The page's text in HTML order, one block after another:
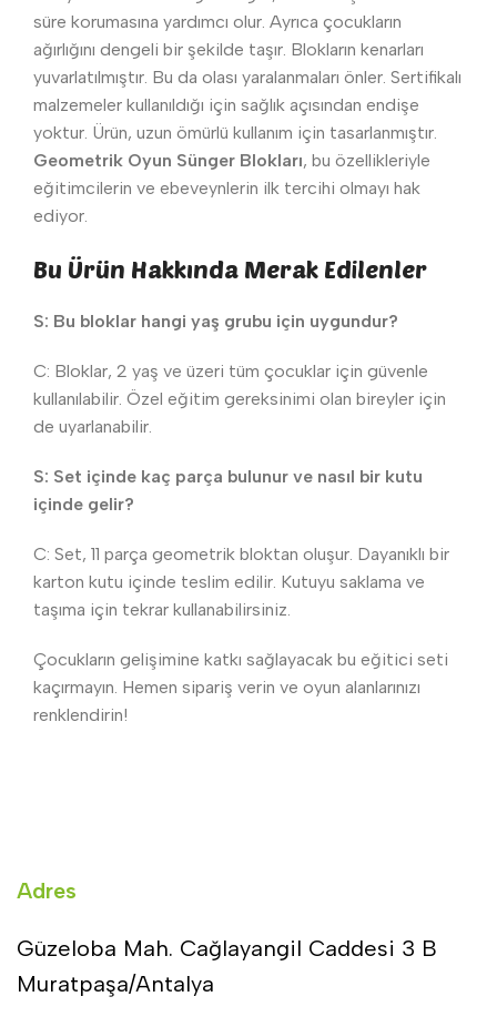
süre korumasına yardımcı olur. Ayrıca çocukların
ağırlığını dengeli bir şekilde taşır. Blokların kenarları
yuvarlatılmıştır. Bu da olası yaralanmaları önler. Sertifikalı
malzemeler kullanıldığı için sağlık açısından endişe
yoktur. Ürün, uzun ömürlü kullanım için tasarlanmıştır.
Geometrik Oyun Sünger Blokları, bu özellikleriyle
eğitimcilerin ve ebeveynlerin ilk tercihi olmayı hak
ediyor.
Bu Ürün Hakkında Merak Edilenler
S: Bu bloklar hangi yaş grubu için uygundur?
C: Bloklar, 2 yaş ve üzeri tüm çocuklar için güvenle
kullanılabilir. Özel eğitim gereksinimi olan bireyler için
de uyarlanabilir.
S: Set içinde kaç parça bulunur ve nasıl bir kutu
içinde gelir?
C: Set, 11 parça geometrik bloktan oluşur. Dayanıklı bir
karton kutu içinde teslim edilir. Kutuyu saklama ve
taşıma için tekrar kullanabilirsiniz.
Çocukların gelişimine katkı sağlayacak bu eğitici seti
kaçırmayın. Hemen sipariş verin ve oyun alanlarınızı
renklendirin!
Adres
Güzeloba Mah. Cağlayangil Caddesi 3 B
Muratpaşa/Antalya